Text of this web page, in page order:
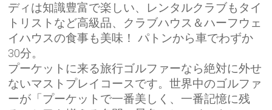
ディは知識豊富で楽しい、レンタルクラブもタイ
トリストなど高級品、クラブハウス＆ハーフウェ
イハウスの食事も美味！ パトンから車でわずか
30分。
プーケットに来る旅行ゴルファーなら絶対に外せ
ないマストプレイコースです。世界中のゴルファ
ーが「プーケットで一番美しく、一番記憶に残